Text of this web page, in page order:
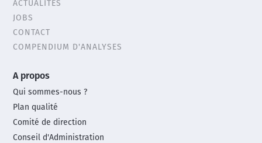
menu
ACTUALITÉS
JOBS
CONTACT
COMPENDIUM D'ANALYSES
footer
menu
A propos
Qui sommes-nous ?
Plan qualité
Comité de direction
Conseil d'Administration